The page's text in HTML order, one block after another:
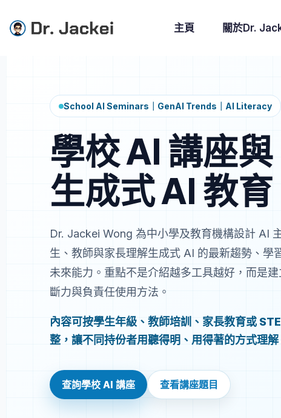
主頁 關於Dr.
School AI Seminars｜GenAI Trends｜AI Literacy
學校 AI 講座與
生成式 AI 教育
Dr. Jackei Wong 為中小學及教育機構設計 AI
生、教師與家長理解生成式 AI 的最新趨勢、學
未來能力。重點不是介紹越多工具越好，而是
斷力與負責任使用方法。
內容可按學生年級、教師培訓、家長教育或
整，讓不同持份者用聽得明、用得著的方式理解
查詢學校 AI 講座 查看講座題目